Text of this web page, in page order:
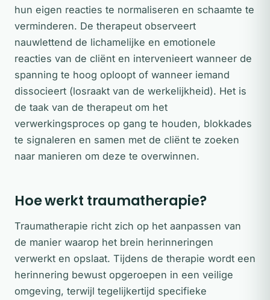
hun eigen reacties te normaliseren en schaamte te
verminderen. De therapeut observeert
nauwlettend de lichamelijke en emotionele
reacties van de cliënt en intervenieert wanneer de
spanning te hoog oploopt of wanneer iemand
dissocieert (losraakt van de werkelijkheid). Het is
de taak van de therapeut om het
verwerkingsproces op gang te houden, blokkades
te signaleren en samen met de cliënt te zoeken
naar manieren om deze te overwinnen.
Hoe werkt traumatherapie?
Traumatherapie richt zich op het aanpassen van
de manier waarop het brein herinneringen
verwerkt en opslaat. Tijdens de therapie wordt een
herinnering bewust opgeroepen in een veilige
omgeving, terwijl tegelijkertijd specifieke